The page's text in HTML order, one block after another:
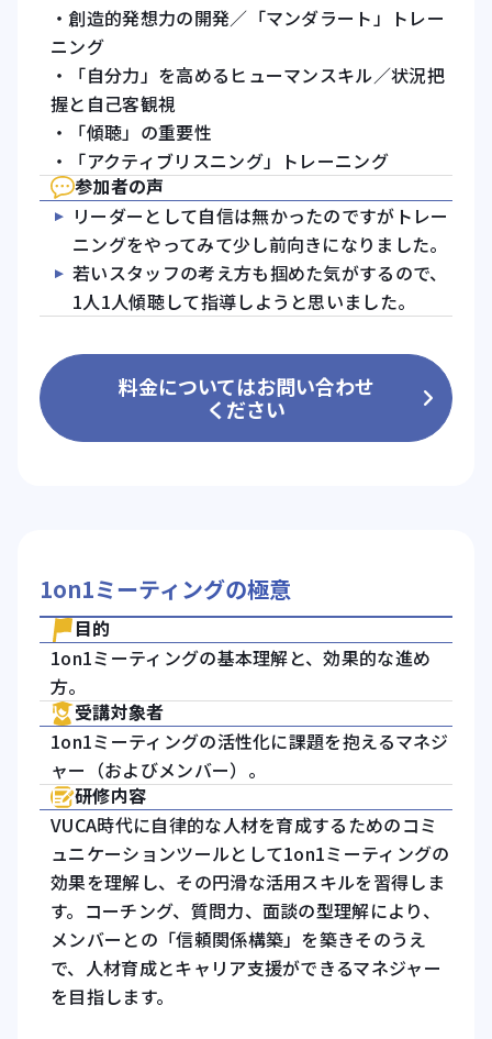
・創造的発想力の開発／「マンダラート」トレー
ニング
・「自分力」を高めるヒューマンスキル／状況把
握と自己客観視
・「傾聴」の重要性
・「アクティブリスニング」トレーニング
参加者の声
リーダーとして自信は無かったのですがトレー
ニングをやってみて少し前向きになりました。
若いスタッフの考え方も掴めた気がするので、
1人1人傾聴して指導しようと思いました。
料金についてはお問い合わせ
ください
1on1ミーティングの極意
目的
1on1ミーティングの基本理解と、効果的な進め
方。
受講対象者
1on1ミーティングの活性化に課題を抱えるマネジ
ャー（およびメンバー）。
研修内容
VUCA時代に自律的な人材を育成するためのコミ
ュニケーションツールとして1on1ミーティングの
効果を理解し、その円滑な活用スキルを習得しま
す。コーチング、質問力、面談の型理解により、
メンバーとの「信頼関係構築」を築きそのうえ
で、人材育成とキャリア支援ができるマネジャー
を目指します。